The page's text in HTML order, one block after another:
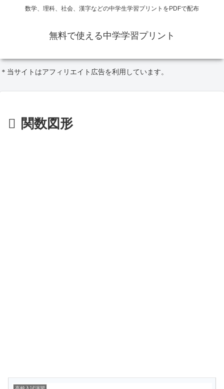
数学、理科、社会、漢字などの中学生学習プリントをPDFで配布
無料で使える中学学習プリント
＊当サイトはアフィリエイト広告を利用しています。
関数図形